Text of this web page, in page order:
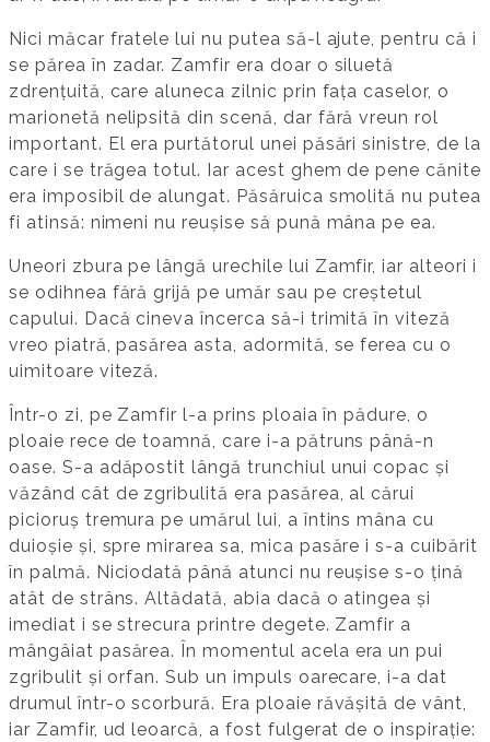
Nici măcar fratele lui nu putea să-l ajute, pentru că i
se părea în zadar. Zamfir era doar o siluetă
zdrențuită, care aluneca zilnic prin fața caselor, o
marionetă nelipsită din scenă, dar fără vreun rol
important. El era purtătorul unei păsări sinistre, de la
care i se trăgea totul. Iar acest ghem de pene cănite
era imposibil de alungat. Păsăruica smolită nu putea
fi atinsă: nimeni nu reușise să pună mâna pe ea.
Uneori zbura pe lângă urechile lui Zamfir, iar alteori i
se odihnea fără grijă pe umăr sau pe creștetul
capului. Dacă cineva încerca să-i trimită în viteză
vreo piatră, pasărea asta, adormită, se ferea cu o
uimitoare viteză.
Într-o zi, pe Zamfir l-a prins ploaia în pădure, o
ploaie rece de toamnă, care i-a pătruns până-n
oase. S-a adăpostit lângă trunchiul unui copac și
văzând cât de zgribulită era pasărea, al cărui
picioruș tremura pe umărul lui, a întins mâna cu
duioșie și, spre mirarea sa, mica pasăre i s-a cuibărit
în palmă. Niciodată până atunci nu reușise s-o țină
atât de strâns. Altădată, abia dacă o atingea și
imediat i se strecura printre degete. Zamfir a
mângâiat pasărea. În momentul acela era un pui
zgribulit și orfan. Sub un impuls oarecare, i-a dat
drumul într-o scorbură. Era ploaie răvășită de vânt,
iar Zamfir, ud leoarcă, a fost fulgerat de o inspirație: